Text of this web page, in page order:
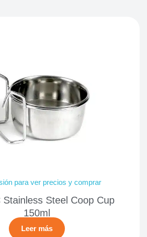
para ver precios y comprar
Stainless Steel Coop Cup
150ml
Leer más